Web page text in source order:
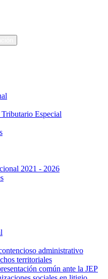
Especial
2021 - 2026
administrativo
territoriales
común ante la JEP